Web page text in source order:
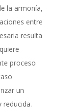
la armonía,
entre
resulta
proceso
un